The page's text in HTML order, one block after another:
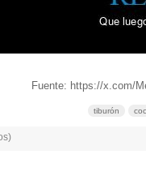
Fuente: https://x.com/
tiburón